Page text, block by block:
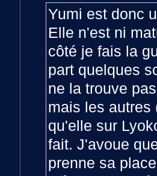
Yumi est donc
Elle n'est ni
côté je fais la
part quelques
ne la trouve
mais les autres
qu'elle sur
fait. J'avoue
prenne sa